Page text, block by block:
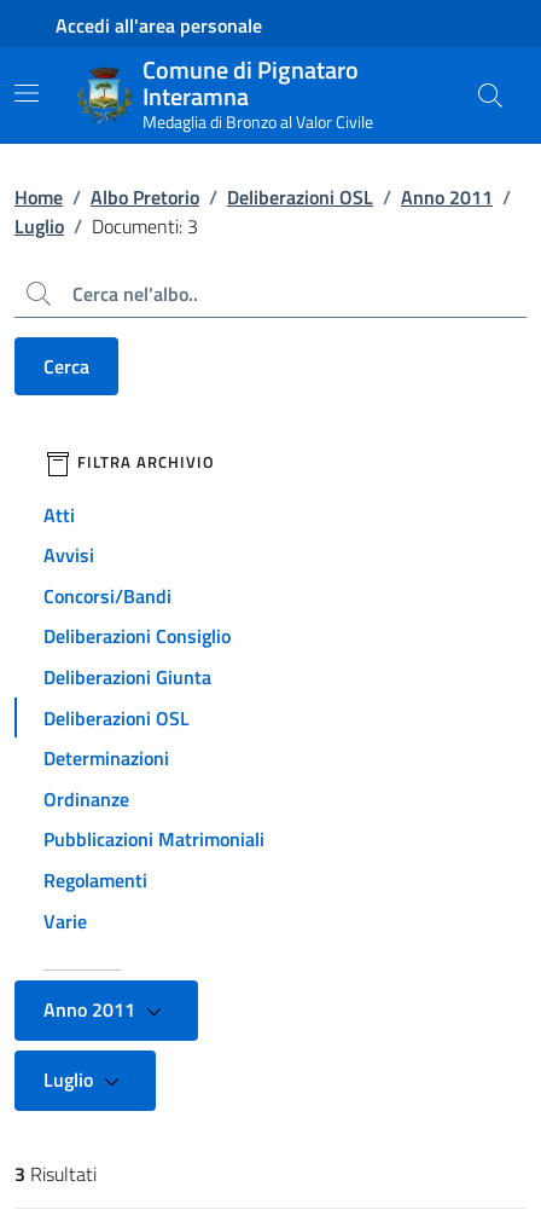
Contenuto principale
Piede di paginaAccedi all'area personale
Comune di Pignataro
Interamna
Medaglia di Bronzo al Valor Civile
Home / Albo Pretorio / Deliberazioni OSL / Anno 2011 /
Luglio / Documenti: 3
Cerca
Cerca
filtri da applicare
FILTRA ARCHIVIO
Atti
Avvisi
Concorsi/Bandi
Deliberazioni Consiglio
Deliberazioni Giunta
Deliberazioni OSL
Determinazioni
Ordinanze
Pubblicazioni Matrimoniali
Regolamenti
Varie
Anno 2011
Luglio
Risultati di ricerca
3 Risultati